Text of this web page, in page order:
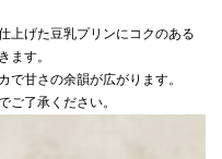
上げた豆乳プリンにコクのある
ます。
で甘さの余韻が広がります。
了承ください。